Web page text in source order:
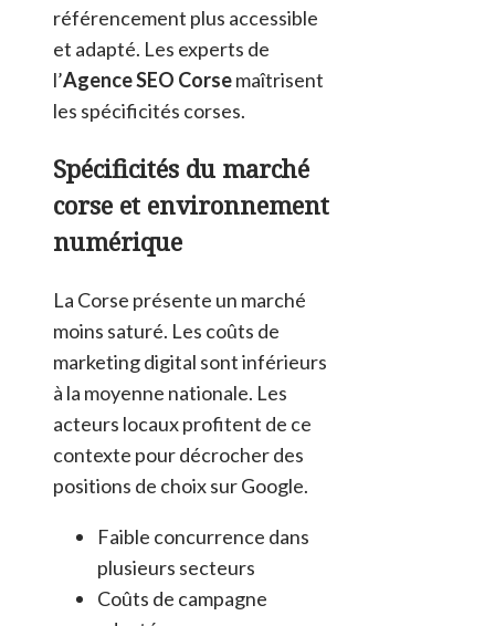
référencement plus accessible
et adapté. Les experts de
l’Agence SEO Corsemaîtrisent
les spécificités corses.
Spécificités du marché
corse et environnement
numérique
La Corse présente un marché
moins saturé. Les coûts de
marketing digital sont inférieurs
à la moyenne nationale. Les
acteurs locaux profitent de ce
contexte pour décrocher des
positions de choix sur Google.
Faible concurrence dans
plusieurs secteurs
Coûts de campagne